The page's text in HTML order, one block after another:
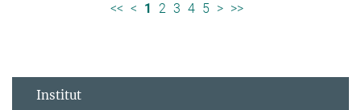
<< < 1 2 3 4 5 > >>
Institut